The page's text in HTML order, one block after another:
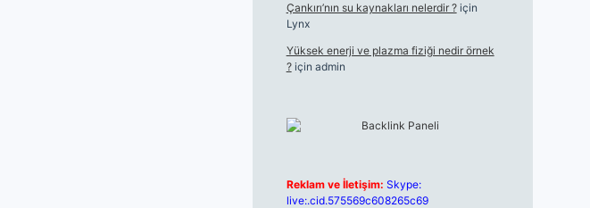
Çankırı’nın su kaynakları nelerdir ?için
Lynx
Yüksek enerji ve plazma fiziği nedir örnek
?için admin
Reklam ve İletişim: Skype:
live:.cid.575569c608265c69